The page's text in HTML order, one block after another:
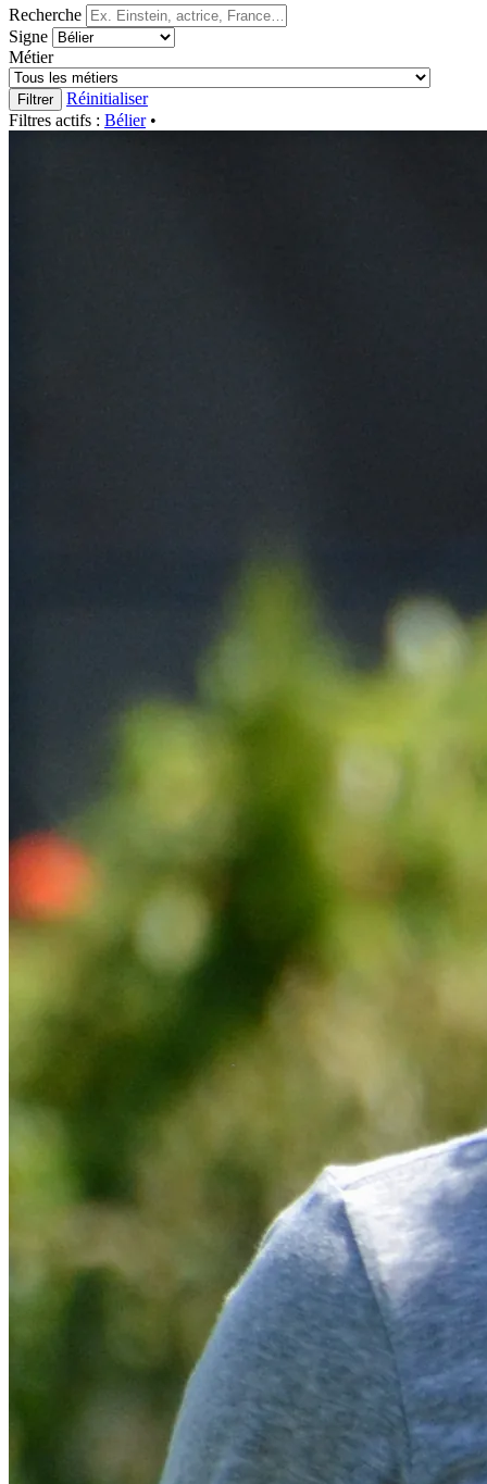
Recherche
Signe
Métier
Filtrer
Réinitialiser
Filtres actifs : Bélier •